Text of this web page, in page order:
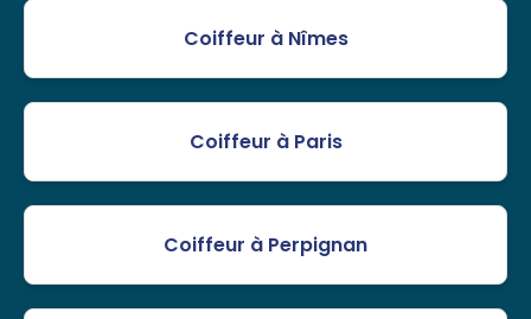
Coiffeur à Nîmes
Coiffeur à Paris
Coiffeur à Perpignan